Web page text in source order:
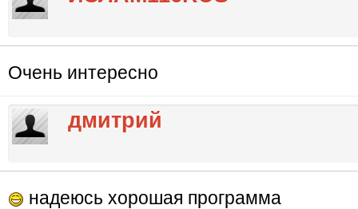
Очень интересно
дмитрий
надеюсь хорошая программа